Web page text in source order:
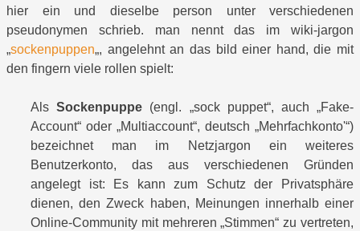
hier ein und dieselbe person unter verschiedenen
pseudonymen schrieb. man nennt das im wiki-jargon
„sockenpuppen„, angelehnt an das bild einer hand, die mit
den fingern viele rollen spielt:
AlsSockenpuppe (engl. „sock puppet“, auch „Fake-
Account“ oder „Multiaccount“, deutsch „Mehrfachkonto'“)
bezeichnet man im Netzjargon ein weiteres
Benutzerkonto, das aus verschiedenen Gründen
angelegt ist: Es kann zum Schutz der Privatsphäre
dienen, den Zweck haben, Meinungen innerhalb einer
Online-Community mit mehreren „Stimmen“ zu vertreten,